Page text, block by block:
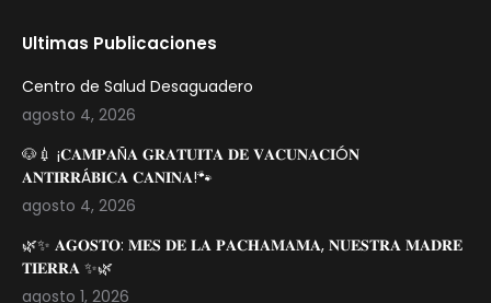
Ultimas Publicaciones
Centro de Salud Desaguadero
agosto 4, 2026
🐶💉 ¡𝐂𝐀𝐌𝐏𝐀Ñ𝐀 𝐆𝐑𝐀𝐓𝐔𝐈𝐓𝐀 𝐃𝐄 𝐕𝐀𝐂𝐔𝐍𝐀𝐂𝐈Ó𝐍
𝐀𝐍𝐓𝐈𝐑𝐑Á𝐁𝐈𝐂𝐀 𝐂𝐀𝐍𝐈𝐍𝐀!🐾
agosto 4, 2026
🌿✨ 𝐀𝐆𝐎𝐒𝐓𝐎: 𝐌𝐄𝐒 𝐃𝐄 𝐋𝐀 𝐏𝐀𝐂𝐇𝐀𝐌𝐀𝐌𝐀, 𝐍𝐔𝐄𝐒𝐓𝐑𝐀 𝐌𝐀𝐃𝐑𝐄
𝐓𝐈𝐄𝐑𝐑𝐀 ✨🌿
agosto 1, 2026